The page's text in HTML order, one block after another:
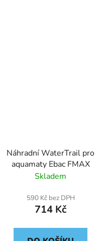
Náhradní WaterTrail pro
aquamaty Ebac FMAX
Skladem
590 Kč bez DPH
714 Kč